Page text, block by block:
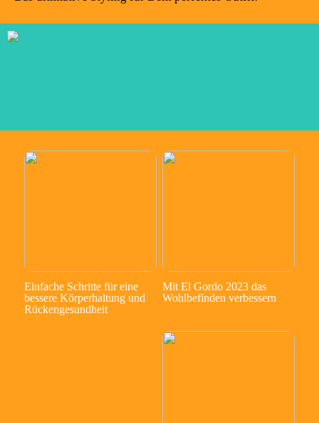
Einfache Schritte für eine
bessere Körperhaltung und
Rückengesundheit
Mit El Gordo 2023 das
Wohlbefinden verbessern